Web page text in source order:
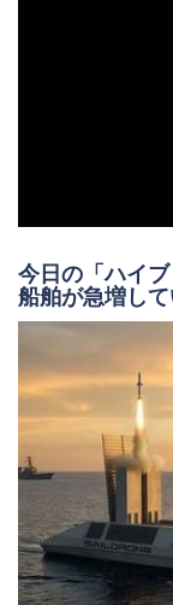
今日の「ハイ
船舶が急増して